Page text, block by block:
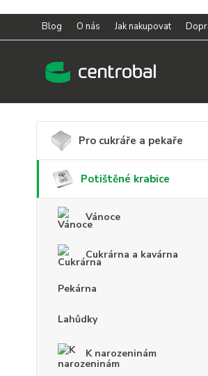
Blog O nás Jak nakupovat
Pro cukráře a pekaře
Potištěné krabice
Vánoce
Cukrárna a kavárna
Pekárna
Lahůdky
K narozeninám